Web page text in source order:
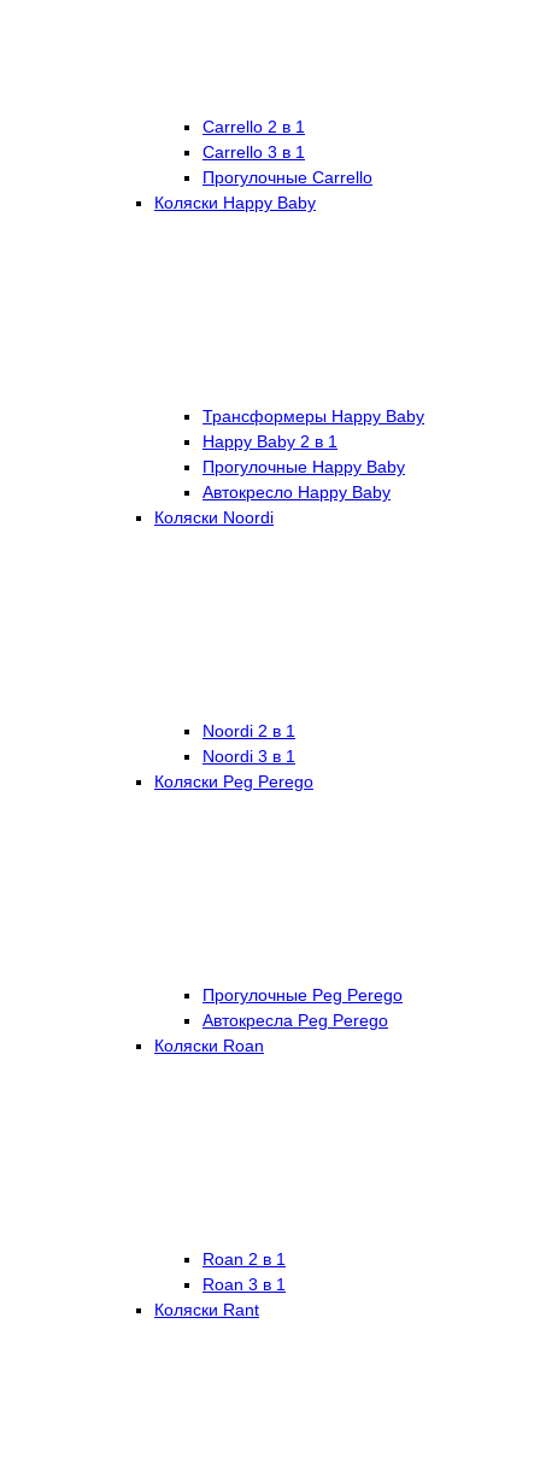
Carrello 2 в 1
Carrello 3 в 1
Прогулочные Carrello
Коляски Happy Baby
Трансформеры Happy Baby
Happy Baby 2 в 1
Прогулочные Happy Baby
Автокресло Happy Baby
Коляски Noordi
Noordi 2 в 1
Noordi 3 в 1
Коляски Peg Perego
Прогулочные Peg Perego
Автокресла Peg Perego
Коляски Roan
Roan 2 в 1
Roan 3 в 1
Коляски Rant